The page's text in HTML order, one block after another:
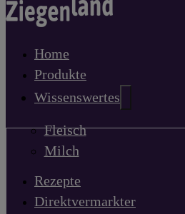
Home
Produkte
Wissenswertes
Fleisch
Milch
Rezepte
Direktvermarkter